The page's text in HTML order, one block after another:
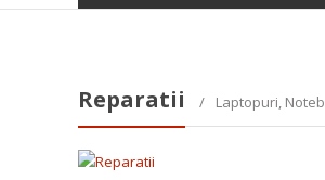
Service
Laptopuri,
Notebook-
uri
Reparatii Laptopuri,